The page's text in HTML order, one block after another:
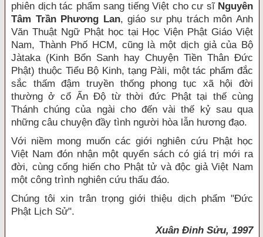
phiên dịch tác phẩm sang tiếng Việt cho cư sĩ Nguyên
Tâm Trần Phương Lan, giáo sư phụ trách môn Anh
Văn Thuật Ngữ Phật học tại Học Viện Phật Giáo Việt
Nam, Thành Phố HCM, cũng là một dịch giả của Bộ
Jàtaka (Kinh Bổn Sanh hay Chuyện Tiền Thân Ðức
Phật) thuộc Tiểu Bộ Kinh, tạng Pàli, một tác phẩm đắc
sắc thấm đậm truyền thống phong tục xã hội đời
thường ở cổ Ấn Ðộ từ thời đức Phật tại thế cùng
Thánh chúng của ngài cho đến vài thế kỷ sau qua
những câu chuyện đầy tình người hòa lẫn hương đạo.
Với niềm mong muốn các giới nghiên cứu Phật học
Việt Nam đón nhận một quyển sách có giá trị mới ra
đời, cùng cống hiến cho Phật tử và độc giả Việt Nam
một công trình nghiên cứu thấu đáo.
Chúng tôi xin trân trọng giới thiệu dịch phẩm "Ðức
Phật Lịch Sử".
Xuân Ðinh Sửu, 1997